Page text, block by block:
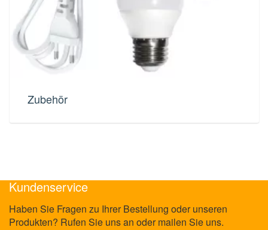
Zubehör
Kundenservice
Haben Sie Fragen zu Ihrer Bestellung oder unseren
Produkten? Rufen Sie uns an oder mailen Sie uns.